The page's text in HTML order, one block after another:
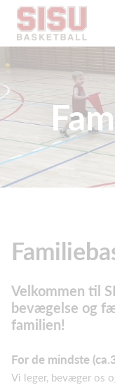
Velkommen til
bevægelse og
familien!
For de mindste
Vi leger, bevæger os